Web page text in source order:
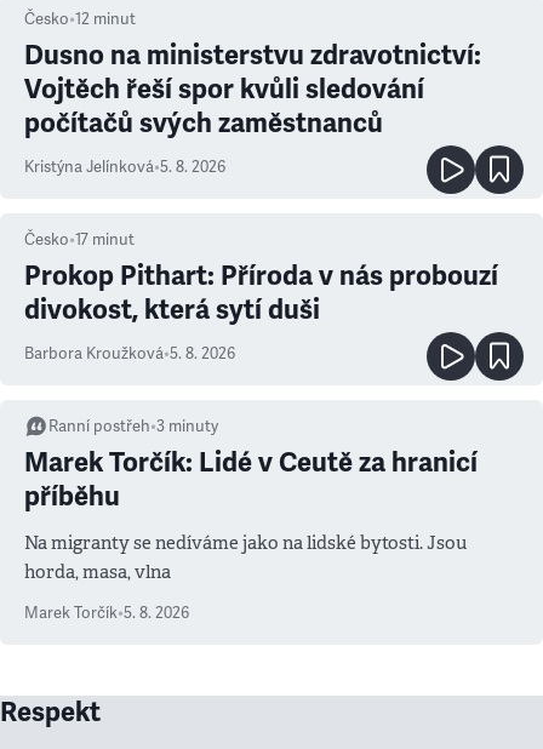
Česko•12 minut
Dusno na ministerstvu zdravotnictví:
Vojtěch řeší spor kvůli sledování
počítačů svých zaměstnanců
Kristýna Jelínková•5. 8. 2026
Česko•17 minut
Prokop Pithart: Příroda v nás probouzí
divokost, která sytí duši
Barbora Kroužková•5. 8. 2026
Ranní postřeh•3 minuty
Marek Torčík: Lidé v Ceutě za hranicí
příběhu
Na migranty se nedíváme jako na lidské bytosti. Jsou
horda, masa, vlna
Marek Torčík•5. 8. 2026
Respekt